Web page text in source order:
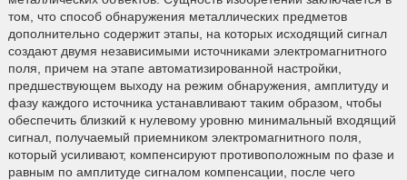
том, что способ обнаружения металлических предметов
дополнительно содержит этапы, на которых исходящий сигнал
создают двумя независимыми источниками электромагнитного
поля, причем на этапе автоматизированной настройки,
предшествующем выходу на режим обнаружения, амплитуду и
фазу каждого источника устанавливают таким образом, чтобы
обеспечить близкий к нулевому уровню минимальный входящий
сигнал, получаемый приемником электромагнитного поля,
который усиливают, компенсируют противоположным по фазе и
равным по амплитуде сигналом компенсации, после чего